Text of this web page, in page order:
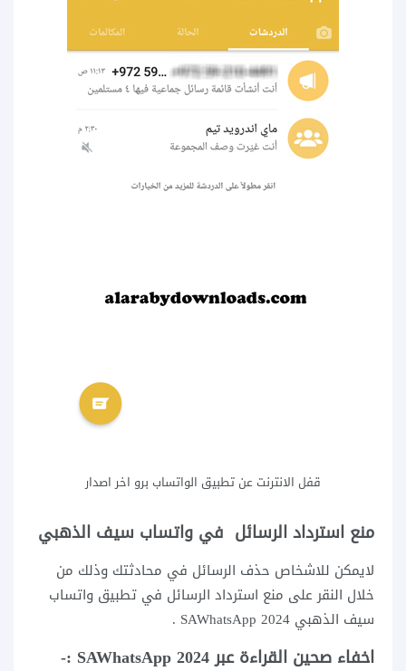
قفل الانترنت عن تطبيق الواتساب برو اخر اصدار
منع استرداد الرسائل في واتساب سيف الذهبي
لايمكن للاشخاص حذف الرسائل في محادثتك وذلك من
خلال النقر على منع استرداد الرسائل في تطبيق واتساب
سيف الذهبي SAWhatsApp 2024 .
اخفاء صحين القراءة عبر SAWhatsApp 2024 :-